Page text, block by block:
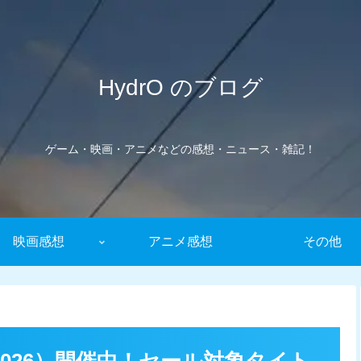
HydrO のブログ
ゲーム・映画・アニメなどの感想・ニュース・雑記！
映画感想 アニメ感想 その他